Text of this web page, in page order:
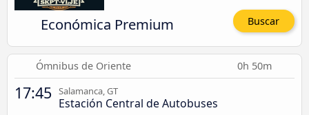
Económica Premium Buscar
Ómnibus de Oriente 0h 50m
17:45 Salamanca, GT
Estación Central de Autobuses